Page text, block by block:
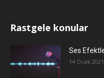
Rastgele konular
Ses
14 Ocak 2021